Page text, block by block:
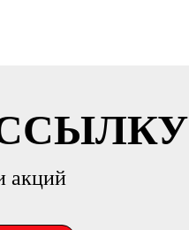
акций